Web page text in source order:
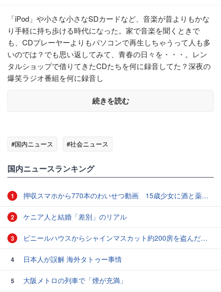
「iPod」や小さな小さなSDカードなど、音楽が昔よりもかな
り手軽に持ち歩ける時代になった。家で音楽を聞くときで
も、CDプレーヤーよりもパソコンで再生しちゃうって人も多
いのでは？でも思い返してみて、青春の日々を・・・。レン
タルショップで借りてきたCDたちを何に録音してた？深夜の
爆笑ラジオ番組を何に録音し
続きを読む
#国内ニュース #社会ニュース
国内ニュースランキング
1 押収スマホから770本のわいせつ動画 15歳少女に酒と薬飲ませ性的暴行か 54歳男を再逮捕 「薬もありますよ」とSNSで誘い出し
2 ケニア人と結婚「差別」のリアル
3 ビニールハウスからシャインマスカット約200房を盗んだ疑い ネットで販売か 無職の男（42）逮捕 岡山県警
4 日本人が誤解 海外タトゥー事情
5
大阪メトロの列車で「煙が充満」